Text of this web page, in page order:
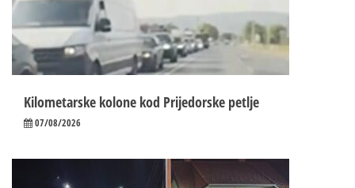
Kilometarske kolone kod Prijedorske petlje
07/08/2026